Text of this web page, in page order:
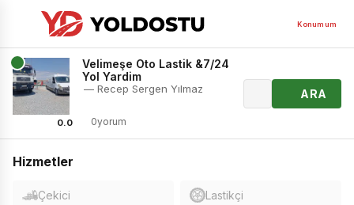
Konumum
0.0
Velimeşe Oto Lastik &7/24
Yol Yardim
— Recep Sergen Yılmaz
0yorum
ARA
Hizmetler
Çekici Lastikçi